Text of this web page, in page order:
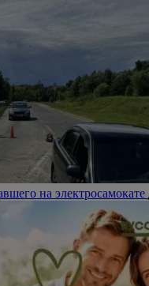
на электросамокате